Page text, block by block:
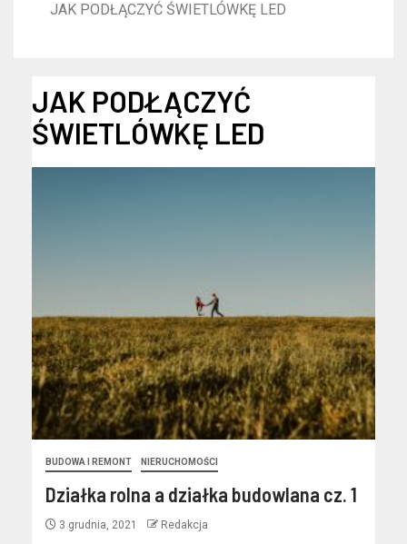
JAK PODŁĄCZYĆ ŚWIETLÓWKĘ LED
JAK PODŁĄCZYĆ
ŚWIETLÓWKĘ LED
BUDOWA I REMONT NIERUCHOMOŚCI
Działka rolna a działka budowlana cz. 1
3 grudnia, 2021 Redakcja